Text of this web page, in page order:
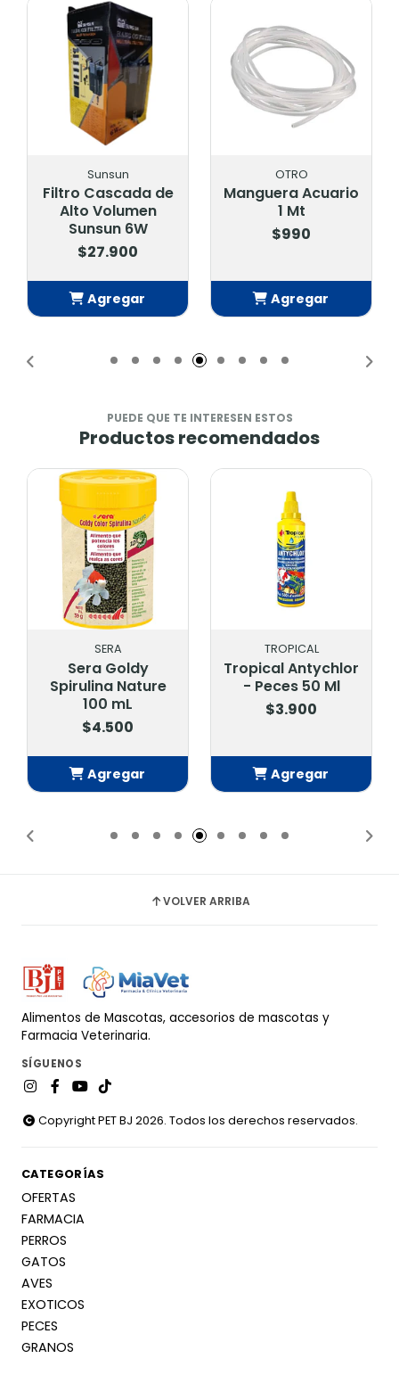
Sunsun
Filtro Cascada de
Alto Volumen
Sunsun 6W
$27.900
Agregar
OTRO
Manguera Acuario
1 Mt
$990
Agregar
PUEDE QUE TE INTERESEN ESTOS
Productos recomendados
SERA
Sera Goldy
Spirulina Nature
100 mL
$4.500
Agregar
TROPICAL
Tropical Antychlor
- Peces 50 Ml
$3.900
Agregar
VOLVER ARRIBA
Alimentos de Mascotas, accesorios de mascotas y
Farmacia Veterinaria.
SÍGUENOS
Copyright PET BJ 2026. Todos los derechos reservados.
CATEGORÍAS
OFERTAS
FARMACIA
PERROS
GATOS
AVES
EXOTICOS
PECES
GRANOS